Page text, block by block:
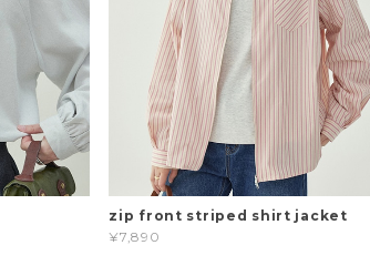
zip front striped shirt jacket
¥7,890